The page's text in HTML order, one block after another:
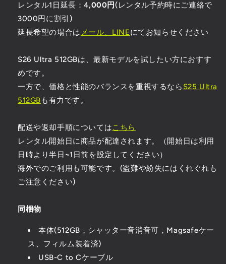
レンタル1日延長：4,000円(レンタル予約時にご連絡で
3000円に割引)
延長希望の場合は メール、LINEにてお知らせください
S26 Ultra 512GBは、最新モデルを試したい方におすす
めです。
一方で、価格と性能のバランスを重視するなら S25 Ultra
512GB も有力です。
配送や返却手順についてはこちら
レンタル開始日に商品が配達されます。（開始日は利用
日時より半日~1日前を設定してください）
海外でのご利用も可能です。(盗難や紛失にはくれぐれも
ご注意ください)
同梱物
本体(512GB，シャッター音消音可，Magsafeケー
ス、フィルム装着済)
USB-C to Cケーブル